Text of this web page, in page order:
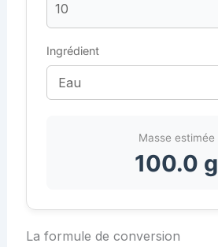
Ingrédient
Masse estimée
100.0 g
La formule de conversion